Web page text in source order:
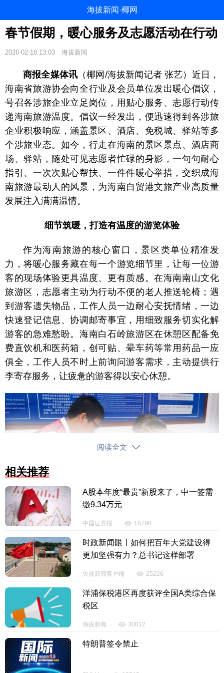
海拔新闻·椰网
春节假期，暖心服务及志愿活动在行动
2026-02-18 13:03 海拔新闻
商报全媒体讯 （椰网/海拔新闻记者 张艺）近日，
海南省旅游协会向全行业及会员单位发出暖心倡议，
号召各涉旅企业立足岗位，用贴心服务、志愿行动传
递海南旅游温度。倡议一经发出，便迅速得到各涉旅
企业积极响应，涵盖景区、酒店、免税城、驿站等多
个涉旅业态。如今，行走在海南的景区景点、酒店商
场、驿站，随处可见志愿者忙碌的身影，一句句耐心
指引、一次次贴心帮扶、一件件暖心举措，交织成海
南旅游最动人的风景，为海南自贸港文旅产业高质量
发展注入满满温情。
细节筑暖，打造有温度的游览体验
作为海南旅游的核心窗口，景区类单位精准发
力，将暖心服务藏在每一个游览细节里，让每一位游
客的现场体验更具温度、更有质感。在海南南山文化
旅游区，志愿者主动为行动不便的老人推送轮椅；遇
到游客遗失物品，工作人员一边耐心安抚情绪，一边
快速登记信息、协调邮寄事宜，用细致服务切实化解
游客的急难愁盼。海南白石岭旅游区在休憩区配备免
费直饮机和医药箱，创可贴、晕车药等常用药品一应
俱全，工作人员不时上前询问游客需求，主动提供行
李寄存服务，让疲惫的游客得以安心休憩。
三亚蜈支洲岛旅游区设立多语种服务岗，俄语、
英语志愿者微笑伫立，细致为外籍游客讲解游览路
等用品整齐摆放，排队区域的互动小游戏更让原本枯
燥的等候时光变得轻松愉悦。三亚凤凰岭海誓山盟景
区开通绿色通道，志愿者搀扶老人、引导腿脚不便的
游客有序入园，清晰的无障碍游览标识贯穿全程。海
南石花水洞地质公园外，志愿者与当地民警、政府工
作人员并肩协作，一边疏导车流、指引停车，一边清
阅读全文
相关推荐
A股本年度“最贵”新股来了，中一签需
缴9.34万元
中国证券报 18790
时政新闻眼丨如何把百年大党建设得
更加坚强有力？总书记这样部署
央视新闻客户端 25226
洋浦保税港区再度获评全国A类综合保
税区
海拔新闻 30012
特朗普签令禁止